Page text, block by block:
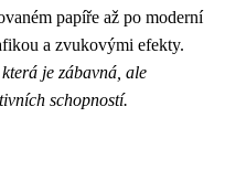
papíře až po moderní
a zvukovými efekty.
je zábavná, ale
schopností.